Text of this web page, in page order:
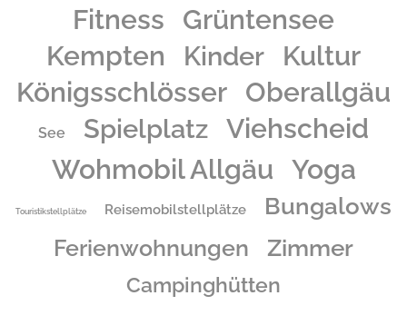
Fitness
Grüntensee
Kempten
Kinder
Kultur
Königsschlösser Oberallgäu
See Spielplatz Viehscheid
Wohmobil Allgäu Yoga
Touristikstellplätze Reisemobilstellplätze Bungalows
Ferienwohnungen Zimmer
Campinghütten